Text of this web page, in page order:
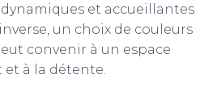
et accueillantes
un choix de couleurs
convenir à un espace
et à la détente.